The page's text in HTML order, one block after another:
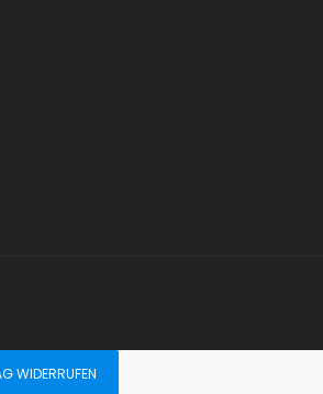
WIDERRUFEN